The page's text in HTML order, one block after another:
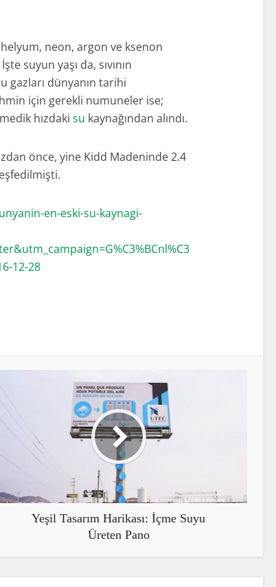
neon, argon ve ksenon
suyun yaşı da, sıvının
gazları dünyanın tarihi
için gerekli numuneler ise;
hızdaki su kaynağından alındı.
önce, yine Kidd Madeninde 2.4
en-eski-su-kaynagi-
12-28
Yeşil Tasarım Harikası: İçme Suyu
Üreten Pano